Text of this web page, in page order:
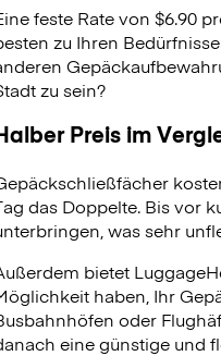
feste Rate von $6.90
zu Ihren
zu sein?
Preis im
das Doppelte. Bis vor
was sehr
bietet
haben, Ihr
oder
eine günstige und